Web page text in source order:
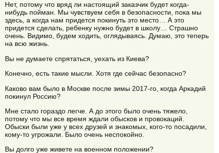
Нет, потому что вряд ли настоящий заказчик будет когда-
нибудь пойман. Мы чувствуем себя в безопасности, пока мы
здесь, а когда нам придется покинуть это место… А это
придется сделать, ребенку нужно будет в школу… Страшно
очень. Видимо, будем ходить, оглядываясь. Думаю, это теперь
на всю жизнь.
Вы не думаете спрятаться, уехать из Киева?
Конечно, есть такие мысли. Хотя где сейчас безопасно?
Каково вам было в Москве после зимы 2017-го, когда Аркадий
покинул Россию?
Мне стало гораздо легче. А до этого было очень тяжело,
потому что мы все время ждали обысков и провокаций.
Обыски были уже у всех друзей и знакомых, кого-то посадили,
кому-то угрожали. Было очень неспокойно.
Вы долго уже живете на военном положении?